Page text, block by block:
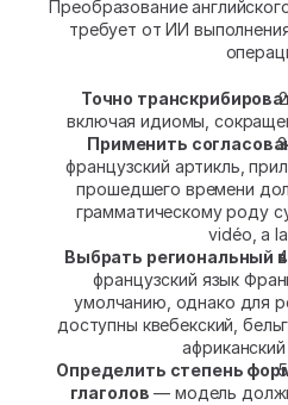
Преобразование
требует от ИИ
Точно
включая идиомы,
Применить
французский артикль,
прошедшего времени
грамматическому роду
vidéo, а
Выбрать региональный
французский язык
умолчанию, однако для
доступны квебекский,
Определить степень
глаголов — модель